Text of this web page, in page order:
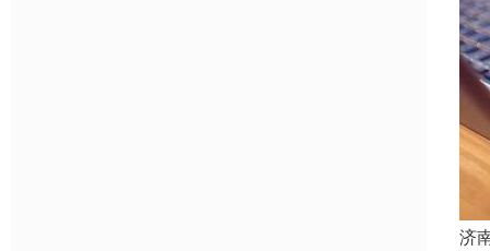
济